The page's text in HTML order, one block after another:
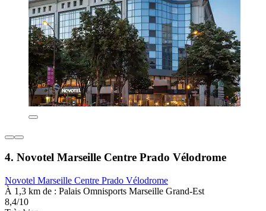
4. Novotel Marseille Centre Prado Vélodrome
Novotel Marseille Centre Prado Vélodrome
À 1,3 km de : Palais Omnisports Marseille Grand-Est
8,4/10